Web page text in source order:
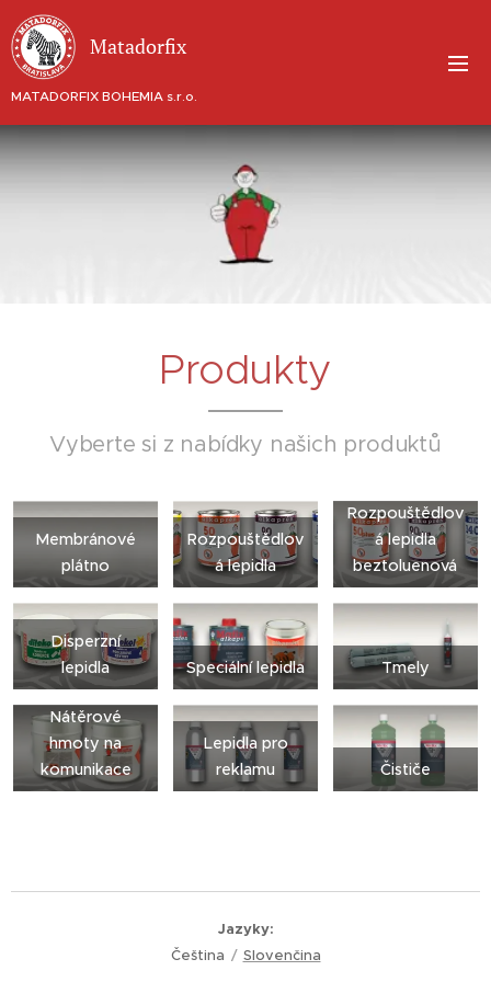
Matadorfix
MATADORFIX BOHEMIA s.r.o.
Produkty
Vyberte si z nabídky našich produktů
Membránové
plátno
Rozpouštědlov
á lepidla
Rozpouštědlov
á lepidla
beztoluenová
Disperzní
lepidla
Speciální lepidla Tmely
Nátěrové
hmoty na
komunikace
Lepidla pro
reklamu
Čističe
Jazyky
Čeština
Slovenčina